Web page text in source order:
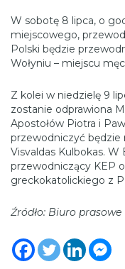
W sobotę 8 lipca, o
miejscowego,
Polski będzie
Wołyniu – miejscu
Z kolei w niedzielę 9
zostanie odprawiona
Apostołów Piotra i
przewodniczyć będzie
Visvaldas Kulbokas. W
przewodniczący KEP
greckokatolickiego z
Źródło: Biuro prasowe